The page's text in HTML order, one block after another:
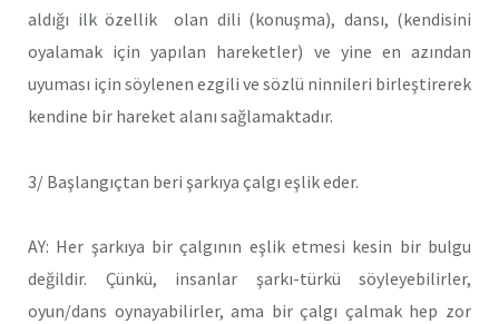
aldığı ilk özellik olan dili (konuşma), dansı, (kendisini
oyalamak için yapılan hareketler) ve yine en azından
uyuması için söylenen ezgili ve sözlü ninnileri birleştirerek
kendine bir hareket alanı sağlamaktadır.
3/ Başlangıçtan beri şarkıya çalgı eşlik eder.
AY: Her şarkıya bir çalgının eşlik etmesi kesin bir bulgu
değildir. Çünkü, insanlar şarkı-türkü söyleyebilirler,
oyun/dans oynayabilirler, ama bir çalgı çalmak hep zor